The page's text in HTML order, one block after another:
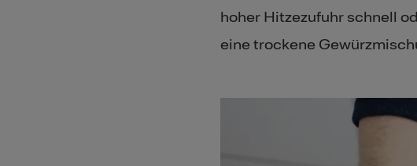
hoher Hitzezufuhr schnell
eine trockene